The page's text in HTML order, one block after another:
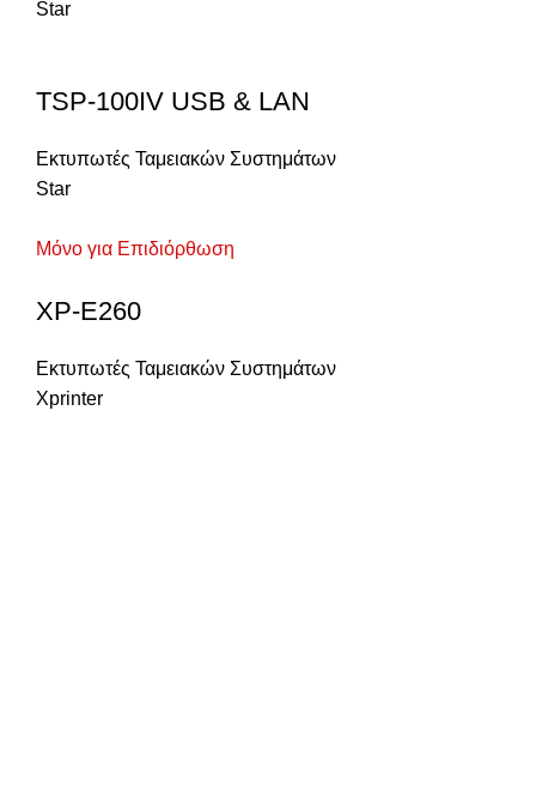
Star
TSP-100IV USB & LAN
Εκτυπωτές Ταμειακών Συστημάτων
Star
Μόνο για Επιδιόρθωση
XP-E260
Εκτυπωτές Ταμειακών Συστημάτων
Xprinter